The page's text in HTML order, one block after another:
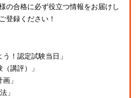
の合格に必ず役立つ情報をお届けし
登録ください！
う！認定試験当日」
講評）」
」
」